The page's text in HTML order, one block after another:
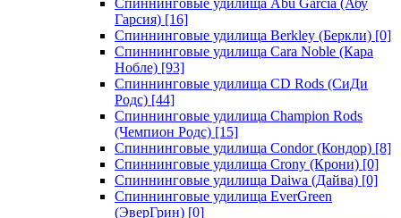
Спиннинговые удилища Abu Garcia (Абу
Гарсия) [16]
Спиннинговые удилища Berkley (Беркли) [0]
Спиннинговые удилища Cara Noble (Кара
Нобле) [93]
Спиннинговые удилища CD Rods (СиДи
Родс) [44]
Спиннинговые удилища Champion Rods
(Чемпион Родс) [15]
Спиннинговые удилища Condor (Кондор) [8]
Спиннинговые удилища Crony (Крони) [0]
Спиннинговые удилища Daiwa (Дайва) [0]
Спиннинговые удилища EverGreen
(ЭверГрин) [0]